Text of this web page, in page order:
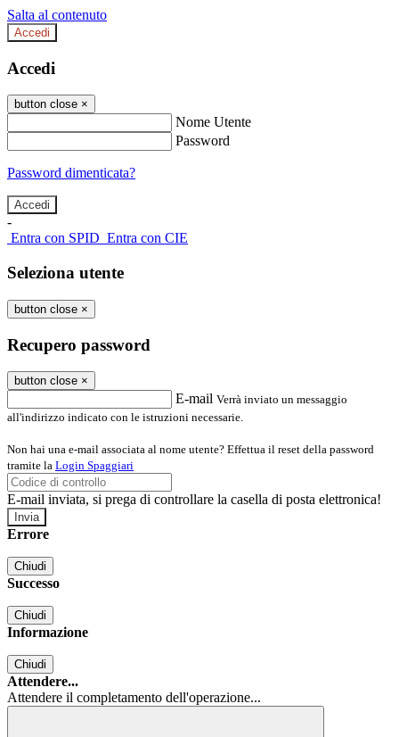
Salta al contenuto
Accedi
Accedi
button close ×
Nome Utente
Password
Password dimenticata?
-
Entra con SPID Entra con CIE
Seleziona utente
button close ×
Recupero password
button close ×
E-mail Verrà inviato un messaggio
all'indirizzo indicato con le istruzioni necessarie.
Non hai una e-mail associata al nome utente? Effettua il reset della password
tramite la Login Spaggiari
E-mail inviata, si prega di controllare la casella di posta elettronica!
Errore
Chiudi
Successo
Chiudi
Informazione
Chiudi
Attendere...
Attendere il completamento dell'operazione...